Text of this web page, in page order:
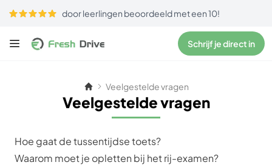
door leerlingen beoordeeld met een 10!
Schrijf je direct in
Veelgestelde vragen
Veelgestelde vragen
Hoe gaat de tussentijdse toets?
Waarom moet je opletten bij het rij-examen?